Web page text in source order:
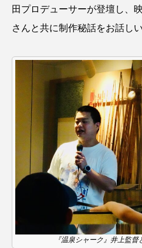
ヤマトヌマエビ ヤマメ
ヨウラ
ラブカ
リュウセイクラゲ レシピ
ロックシュリンプ ワカ
ワニ ワレ
下田海中水族館 世界遺
企画 伝承
田プロデューサーが登壇し、
さんと共に制作秘話をお話し
『温泉シャーク』井上監